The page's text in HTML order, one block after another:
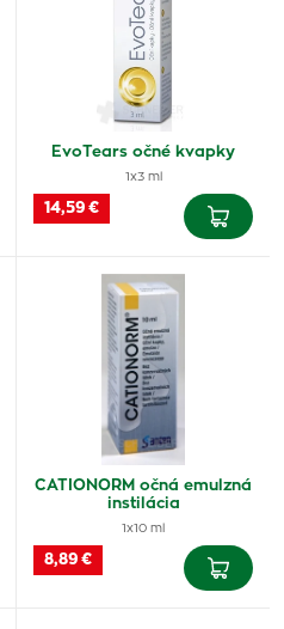
EvoTears očné kvapky
1x3 ml
14,59 €
CATIONORM očná emulzná
instilácia
1x10 ml
8,89 €